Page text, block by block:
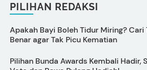
PILIHAN REDAKSI
Apakah Bayi Boleh Tidur Miring? Cari
Benar agar Tak Picu Kematian
Pilihan Bunda Awards Kembali Hadir,